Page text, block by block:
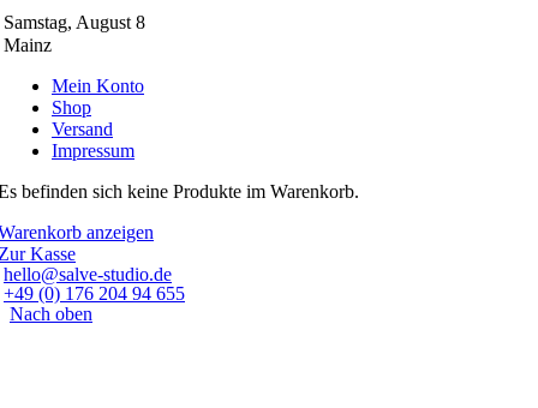
Samstag, August 8
Mainz
Mein Konto
Shop
Versand
Impressum
befinden sich keine Produkte im Warenkorb.
anzeigen
Kasse
hello@salve-studio.de
+49 (0) 176 204 94 655
Nach oben